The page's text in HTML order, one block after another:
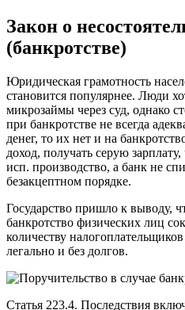
Закон о
(банкротстве)
Юридическая грамотность
становится популярнее. Люди
микрозаймы через суд, однако
при банкротстве не всегда
денег, то их нет и на
доход, получать серую
исп. производство, а банк не
безакцептном порядке.
Государство пришло к выводу,
банкротство физических лиц
количеству
легально и без долгов.
Статья 223.4. Последствия